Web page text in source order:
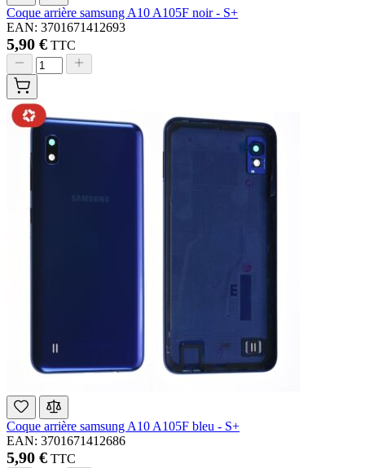
Coque arrière samsung A10 A105F noir - S+
EAN: 3701671412693
5,90 € TTC
Coque arrière samsung A10 A105F bleu - S+
EAN: 3701671412686
5,90 € TTC